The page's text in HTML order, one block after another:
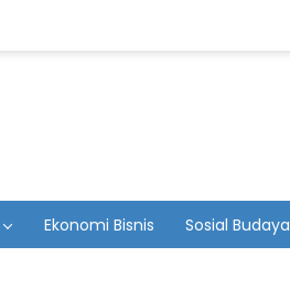
Ekonomi Bisnis Sosial Budaya